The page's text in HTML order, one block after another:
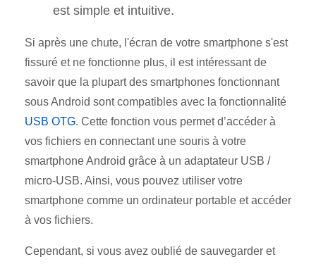
est simple et intuitive.
Si après une chute, l'écran de votre smartphone s'est
fissuré et ne fonctionne plus, il est intéressant de
savoir que la plupart des smartphones fonctionnant
sous Android sont compatibles avec la fonctionnalité
USB OTG. Cette fonction vous permet d’accéder à
vos fichiers en connectant une souris à votre
smartphone Android grâce à un adaptateur USB /
micro-USB. Ainsi, vous pouvez utiliser votre
smartphone comme un ordinateur portable et accéder
à vos fichiers.
Cependant, si vous avez oublié de sauvegarder et